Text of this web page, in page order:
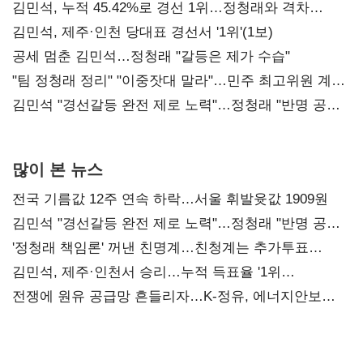
김민석, 누적 45.42%로 경선 1위…정청래와 격차
0.86%p(2보)
김민석, 제주·인천 당대표 경선서 '1위'(1보)
공세 멈춘 김민석…정청래 "갈등은 제가 수습"
"팀 정청래 정리" "이중잣대 말라"…민주 최고위원 계파
다툼 격화
김민석 "경선갈등 완전 제로 노력"…정청래 "반명 공세
많이 본 뉴스
전국 기름값 12주 연속 하락…서울 휘발윳값 1909원
김민석 "경선갈등 완전 제로 노력"…정청래 "반명 공세
사과부터"
'정청래 책임론' 꺼낸 친명계…친청계는 추가투표
때리기
김민석, 제주·인천서 승리…누적 득표율 '1위
탈환'(종합)
전쟁에 원유 공급망 흔들리자…K-정유, 에너지안보